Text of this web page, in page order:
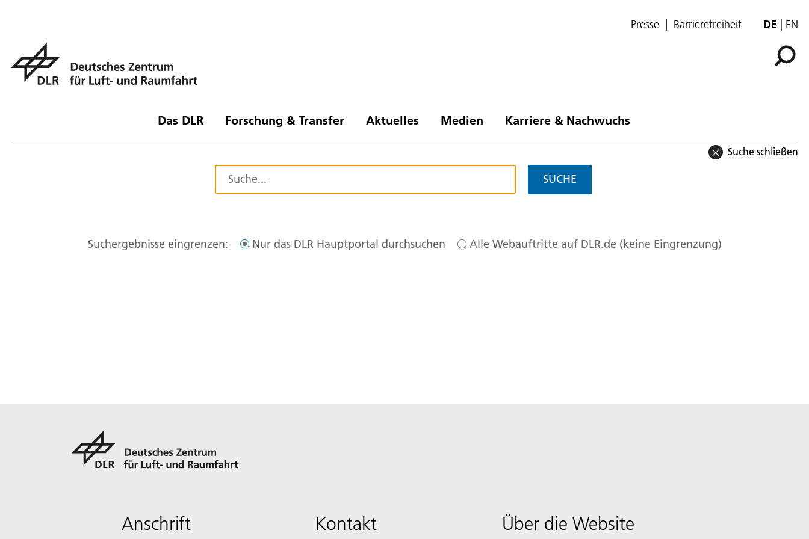
Presse Barrierefreiheit DE EN
Das DLR Forschung & Transfer Aktuelles Medien Karriere & Nachwuchs
Suche schließen
SUCHE
Suchergebnisse eingrenzen: Nur das DLR Hauptportal durchsuchen Alle Webauftritte auf DLR.de (keine Eingrenzung)
Anschrift Kontakt Über die Website